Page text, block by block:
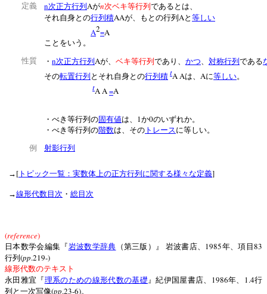
定義
n次正方行列 Aがn次ベキ等行列 であるとは、
それ自身との行列積AAが、もとの行列 Aと 等しい
A2=A
ことをいう。
性質
・ n次正方行列 Aが、 ベキ等行列 であり、 かつ、 対称行列 である
その転置行列 とそれ自身との行列積 tA Aは、 Aに等しい。
tA A=A
・べき等行列の固有値は、 1か0のいずれか。
・べき等行列の階数は、その トレースに等しい。
例
射影行列
→ [ トピック一覧：実数体上の正方行列に関する様々な定義]
→線形代数目次 ・ 総目次
(reference)
日本数学会編集『岩波数学辞典 （第三版）』 岩波書店、 1985年、項目83
行列 (pp.219-)
線形代数のテキスト
永田雅宜『理系のための線形代数の基礎』紀伊国屋書店、 1986年、 1.4行
列と一次写像(pp.23-6)。